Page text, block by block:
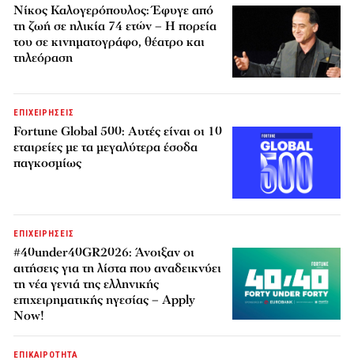
Νίκος Καλογερόπουλος: Έφυγε από
τη ζωή σε ηλικία 74 ετών – Η πορεία
του σε κινηματογράφο, θέατρο και
τηλεόραση
ΕΠΙΧΕΙΡΗΣΕΙΣ
Fortune Global 500: Αυτές είναι οι 10
εταιρείες με τα μεγαλύτερα έσοδα
παγκοσμίως
ΕΠΙΧΕΙΡΗΣΕΙΣ
#40under40GR2026: Άνοιξαν οι
αιτήσεις για τη λίστα που αναδεικνύει
τη νέα γενιά της ελληνικής
επιχειρηματικής ηγεσίας – Apply
Now!
ΕΠΙΚΑΙΡΟΤΗΤΑ